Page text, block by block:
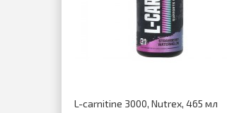
L-carnitine 3000, Nutrex, 465 мл